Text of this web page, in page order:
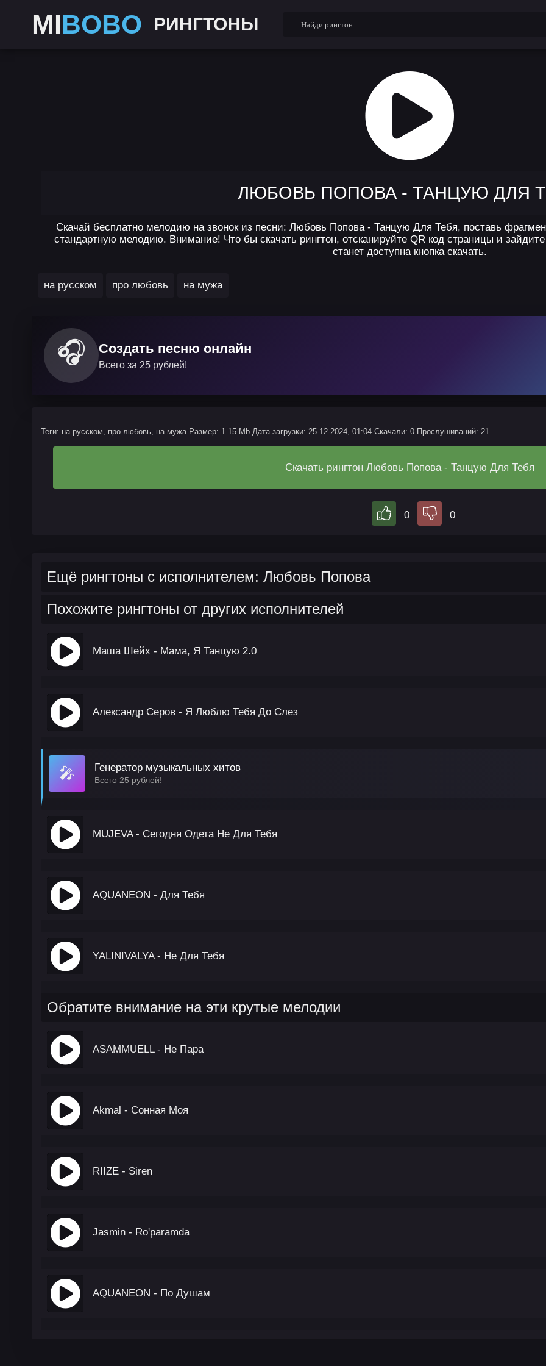
MIBOBO РИНГТОНЫ
ЛЮБОВЬ ПОПОВА - ТАНЦУЮ ДЛЯ
Скачай бесплатно мелодию на звонок из песни: Любовь Попова - Танцую Для Тебя, поставь
стандартную мелодию. Внимание! Что бы скачать рингтон, отсканируйте QR код страницы и
станет доступна кнопка скачать.
на русском
про любовь
на мужа
🎧 Создать песню онлайн
Всего за 25 рублей!
Теги: на русском, про любовь, на мужа Размер: 1.15 Mb Дата загрузки: 25-12-2024, 01:04 Скачали: 0 Прослушиваний: 21
Скачать рингтон Любовь Попова - Танцую Для Тебя
0 0
Ещё рингтоны с исполнителем: Любовь Попова
Похожите рингтоны от других исполнителей
Маша Шейх - Мама, Я Танцую 2.0
Александр Серов - Я Люблю Тебя До Слез
🎤 Генератор музыкальных хитов
Всего 25 рублей!
MUJEVA - Сегодня Одета Не Для Тебя
AQUANEON - Для Тебя
YALINIVALYA - Не Для Тебя
Обратите внимание на эти крутые мелодии
ASAMMUELL - Не Пара
Akmal - Сонная Моя
RIIZE - Siren
Jasmin - Ro'paramda
AQUANEON - По Душам